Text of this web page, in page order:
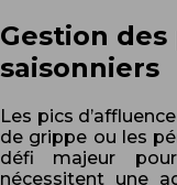
Gestion des
saisonniers
Les pics
de grippe ou les
défi majeur
nécessitent une